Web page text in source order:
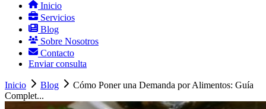
Inicio
Servicios
Blog
Sobre Nosotros
Contacto
Enviar consulta
Inicio Blog
Cómo Poner una Demanda por Alimentos: Guía
Complet...